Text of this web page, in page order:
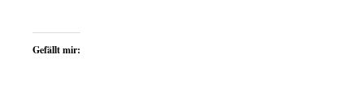
Gefällt mir: